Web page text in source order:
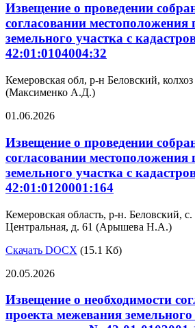
Извещение о проведении
согласовании
земельного участка с
42:01:0104004:32
Кемеровская обл, р-н Беловский,
(Максименко А.Д.)
01.06.2026
Извещение о проведении
согласовании
земельного участка с
42:01:0120001:164
Кемеровская область, р-н. Беловский, с.
Центральная, д. 61 (Арышева Н.А.)
Скачать DOCX (15.1 Кб)
20.05.2026
Извещение о необходимости
проекта межевания земельного